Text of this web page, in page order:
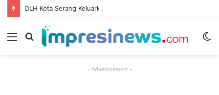
Menu
Cari
- Advertisement -